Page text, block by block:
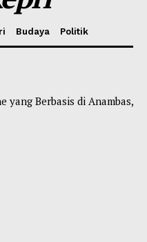
Budaya Politik
yang Berbasis di Anambas,